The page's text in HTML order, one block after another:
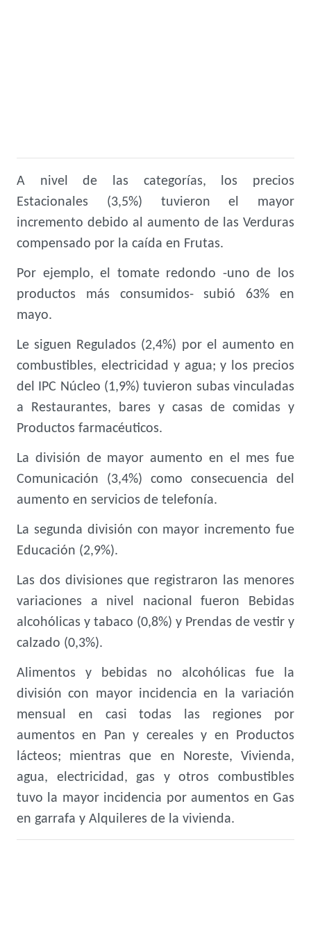
A nivel de las categorías, los precios
Estacionales (3,5%) tuvieron el mayor
incremento debido al aumento de las Verduras
compensado por la caída en Frutas.
Por ejemplo, el tomate redondo -uno de los
productos más consumidos- subió 63% en
mayo.
Le siguen Regulados (2,4%) por el aumento en
combustibles, electricidad y agua; y los precios
del IPC Núcleo (1,9%) tuvieron subas vinculadas
a Restaurantes, bares y casas de comidas y
Productos farmacéuticos.
La división de mayor aumento en el mes fue
Comunicación (3,4%) como consecuencia del
aumento en servicios de telefonía.
La segunda división con mayor incremento fue
Educación (2,9%).
Las dos divisiones que registraron las menores
variaciones a nivel nacional fueron Bebidas
alcohólicas y tabaco (0,8%) y Prendas de vestir y
calzado (0,3%).
Alimentos y bebidas no alcohólicas fue la
división con mayor incidencia en la variación
mensual en casi todas las regiones por
aumentos en Pan y cereales y en Productos
lácteos; mientras que en Noreste, Vivienda,
agua, electricidad, gas y otros combustibles
tuvo la mayor incidencia por aumentos en Gas
en garrafa y Alquileres de la vivienda.